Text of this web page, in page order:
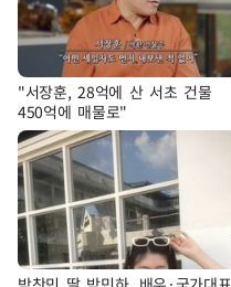
"서장훈, 28억에 산 서초 건물
450억에 매물로"